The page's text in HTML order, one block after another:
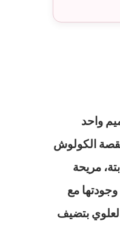
واحد
الكولوش
مريحة
مع
بتضيف